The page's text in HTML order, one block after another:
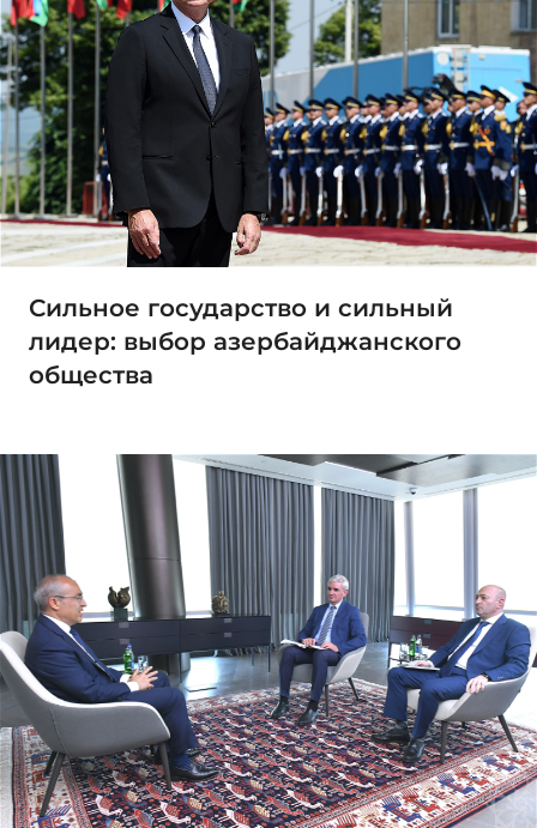
Сильное государство и сильный
лидер: выбор азербайджанского
общества